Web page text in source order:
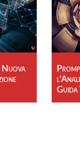
Nuova
Guida